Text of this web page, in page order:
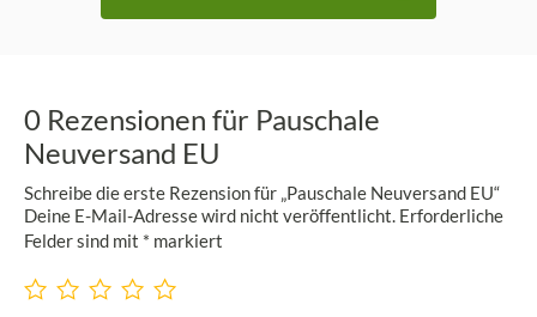
0 Rezensionen für Pauschale
Neuversand EU
Schreibe die erste Rezension für „Pauschale Neuversand EU“
Deine E-Mail-Adresse wird nicht veröffentlicht. Erforderliche
Felder sind mit * markiert